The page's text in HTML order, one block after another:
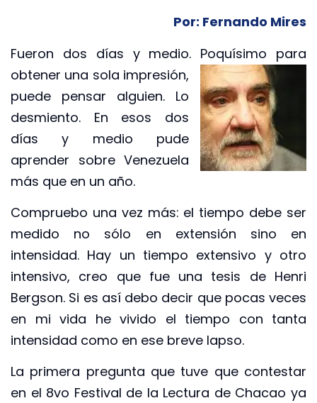
Por: Fernando Mires
Fueron dos días y medio. Poquísimo para
obtener una sola impresión,
puede pensar alguien. Lo
desmiento. En esos dos
días y medio pude
aprender sobre Venezuela
más que en un año.
Compruebo una vez más: el tiempo debe ser
medido no sólo en extensión sino en
intensidad. Hay un tiempo extensivo y otro
intensivo, creo que fue una tesis de Henri
Bergson. Si es así debo decir que pocas veces
en mi vida he vivido el tiempo con tanta
intensidad como en ese breve lapso.
La primera pregunta que tuve que contestar
en el 8vo Festival de la Lectura de Chacao ya